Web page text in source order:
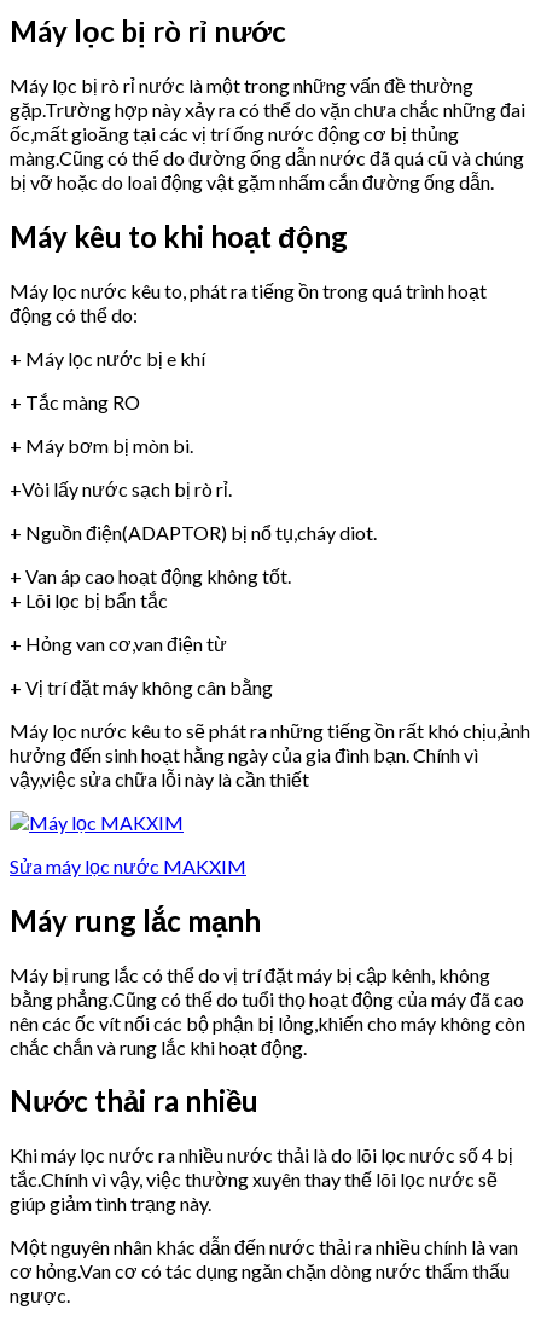
Máy lọc bị rò rỉ nước
Máy lọc bị rò rỉ nước là một trong những vấn đề thường
gặp.Trường hợp này xảy ra có thể do vặn chưa chắc những đai
ốc,mất gioăng tại các vị trí ống nước động cơ bị thủng
màng.Cũng có thể do đường ống dẫn nước đã quá cũ và chúng
bị vỡ hoặc do loai động vật gặm nhấm cắn đường ống dẫn.
Máy kêu to khi hoạt động
Máy lọc nước kêu to, phát ra tiếng ồn trong quá trình hoạt
động có thể do:
+ Máy lọc nước bị e khí
+ Tắc màng RO
+ Máy bơm bị mòn bi.
+Vòi lấy nước sạch bị rò rỉ.
+ Nguồn điện(ADAPTOR) bị nổ tụ,cháy diot.
+ Van áp cao hoạt động không tốt.
+ Lõi lọc bị bẩn tắc
+ Hỏng van cơ,van điện từ
+ Vị trí đặt máy không cân bằng
Máy lọc nước kêu to sẽ phát ra những tiếng ồn rất khó chịu,ảnh
hưởng đến sinh hoạt hằng ngày của gia đình bạn. Chính vì
vậy,việc sửa chữa lỗi này là cần thiết
Sửa máy lọc nước MAKXIM
Máy rung lắc mạnh
Máy bị rung lắc có thể do vị trí đặt máy bị cập kênh, không
bằng phẳng.Cũng có thể do tuổi thọ hoạt động của máy đã cao
nên các ốc vít nối các bộ phận bị lỏng,khiến cho máy không còn
chắc chắn và rung lắc khi hoạt động.
Nước thải ra nhiều
Khi máy lọc nước ra nhiều nước thải là do lõi lọc nước số 4 bị
tắc.Chính vì vậy, việc thường xuyên thay thế lõi lọc nước sẽ
giúp giảm tình trạng này.
Một nguyên nhân khác dẫn đến nước thải ra nhiều chính là van
cơ hỏng.Van cơ có tác dụng ngăn chặn dòng nước thẩm thấu
ngược.